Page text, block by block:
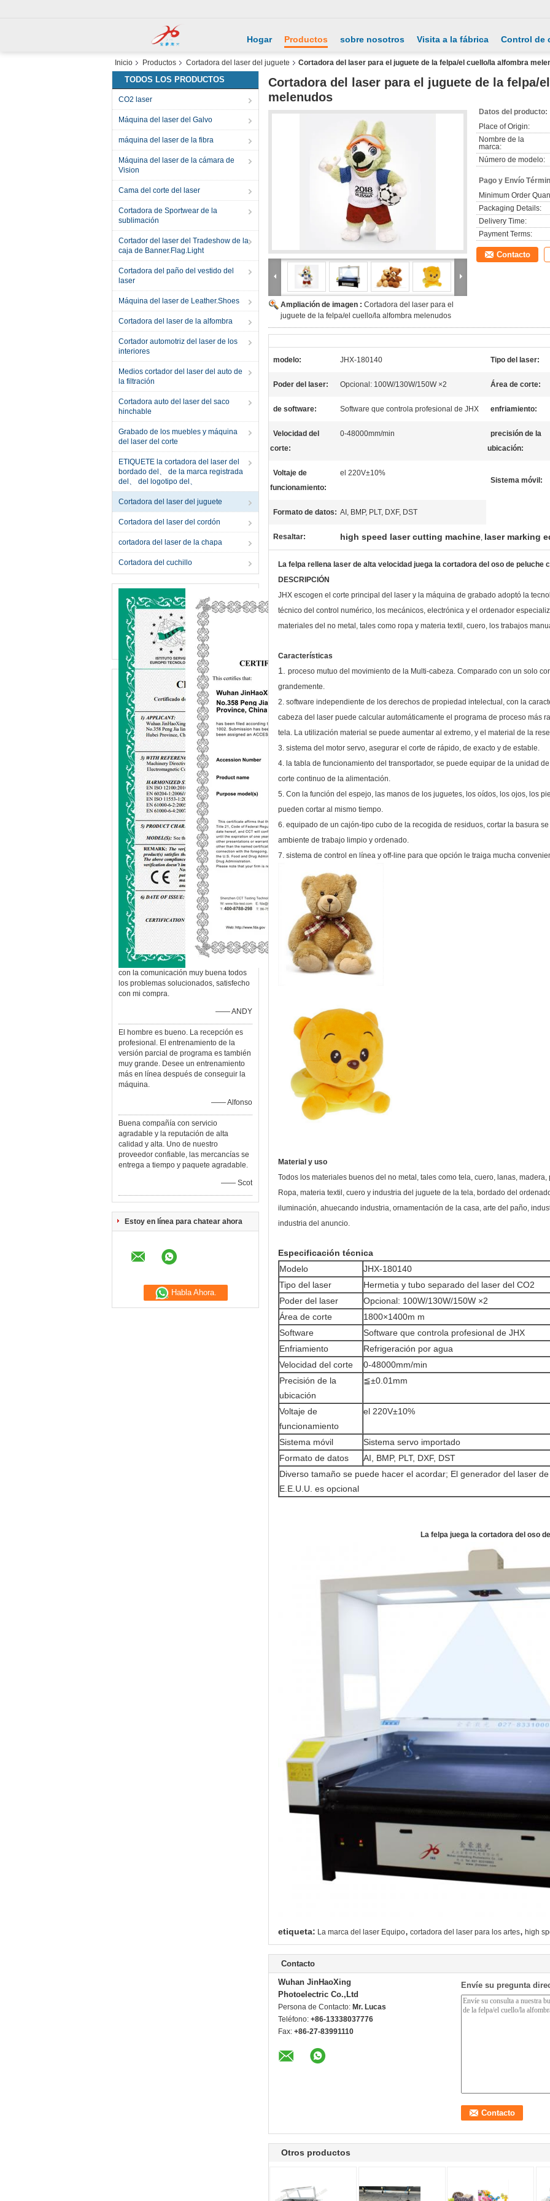
Hogar Productos sobre nosotros Visita a la fábrica Control de
Inicio Productos Cortadora del laser del juguete Cortadora del laser para el juguete de la felpa/el cuello/la alfombra
TODOS LOS PRODUCTOS
CO2 laser
Máquina del laser del Galvo
máquina del laser de la fibra
Máquina del laser de la cámara de
Vision
Cama del corte del laser
Cortadora de Sportwear de la
sublimación
Cortador del laser del Tradeshow de la
caja de Banner.Flag.Light
Cortadora del paño del vestido del
laser
Máquina del laser de Leather.Shoes
Cortadora del laser de la alfombra
Cortador automotriz del laser de los
interiores
Medios cortador del laser del auto de
la filtración
Cortadora auto del laser del saco
hinchable
Grabado de los muebles y máquina
del laser del corte
ETIQUETE la cortadora del laser del
bordado del、 de la marca registrada
del、 del logotipo del、
Cortadora del laser del juguete
Cortadora del laser del cordón
cortadora del laser de la chapa
Cortadora del cuchillo
con la comunicación muy buena todos
los problemas solucionados, satisfecho
con mi compra.
—— ANDY
El hombre es bueno. La recepción es
profesional. El entrenamiento de la
versión parcial de programa es también
muy grande. Desee un entrenamiento
más en línea después de conseguir la
máquina.
—— Alfonso
Buena compañía con servicio
agradable y la reputación de alta
calidad y alta. Uno de nuestro
proveedor confiable, las mercancías se
entrega a tiempo y paquete agradable.
—— Scot
Estoy en línea para chatear ahora
Habla Ahora.
Cortadora del laser para el juguete de la felpa/
melenudos
Ampliación de imagen : Cortadora del laser para el
juguete de la felpa/el cuello/la alfombra melenudos
Datos del producto:
Place of Origin:
Nombre de la
marca:
Número de modelo:
Pago y Envío
Minimum Order
Packaging Details:
Delivery Time:
Payment Terms:
Contacto
modelo: JHX-180140 Tipo del laser:
Poder del laser: Opcional: 100W/130W/150W ×2 Área de corte:
de software: Software que controla profesional de JHX enfriamiento:
Velocidad del
corte:
0-48000mm/min
precisión de la
ubicación:
Voltaje de
funcionamiento:
el 220V±10%
Sistema móvil:
Formato de datos: AI, BMP, PLT, DXF, DST
Resaltar: high speed laser cutting machine, laser marking
La felpa rellena laser de alta velocidad juega la cortadora del oso de peluche
DESCRIPCIÓN
JHX escogen el corte principal del laser y la máquina de grabado adoptó la
técnico del control numérico, los mecánicos, electrónica y el ordenador
materiales del no metal, tales como ropa y materia textil, cuero, los trabajos
Características
1. proceso mutuo del movimiento de la Multi-cabeza. Comparado con un solo
grandemente.
2. software independiente de los derechos de propiedad intelectual, con la
cabeza del laser puede calcular automáticamente el programa de proceso más
tela. La utilización material se puede aumentar al extremo, y el material de la
3. sistema del motor servo, asegurar el corte de rápido, de exacto y de estable.
4. la tabla de funcionamiento del transportador, se puede equipar de la unidad
corte continuo de la alimentación.
5. Con la función del espejo, las manos de los juguetes, los oídos, los ojos, los
pueden cortar al mismo tiempo.
6. equipado de un cajón-tipo cubo de la recogida de residuos, cortar la basura
ambiente de trabajo limpio y ordenado.
7. sistema de control en línea y off-line para que opción le traiga mucha
Material y uso
Todos los materiales buenos del no metal, tales como tela, cuero, lanas,
Ropa, materia textil, cuero y industria del juguete de la tela, bordado del
iluminación, ahuecando industria, ornamentación de la casa, arte del paño,
industria del anuncio.
Especificación técnica
Modelo
JHX-180140
Tipo del laser
Hermetia y tubo separado del laser del CO2
Poder del laser
Opcional: 100W/130W/150W ×2
Área de corte
1800×1400m m
Software
Software que controla profesional de JHX
Enfriamiento
Refrigeración por agua
Velocidad del corte
0-48000mm/min
Precisión de la
ubicación
≦±0.01mm
Voltaje de
funcionamiento
el 220V±10%
Sistema móvil
Sistema servo importado
Formato de datos
AI, BMP, PLT, DXF, DST
Diverso tamaño se puede hacer el acordar; El generador del laser
E.E.U.U. es opcional
La felpa juega la cortadora del oso
etiqueta: La marca del laser Equipo, cortadora del laser para los artes, high
Contacto
Wuhan JinHaoXing
Photoelectric Co.,Ltd
Persona de Contacto: Mr. Lucas
Teléfono: +86-13338037776
Fax: +86-27-83991110
Envíe su pregunta
Otros productos